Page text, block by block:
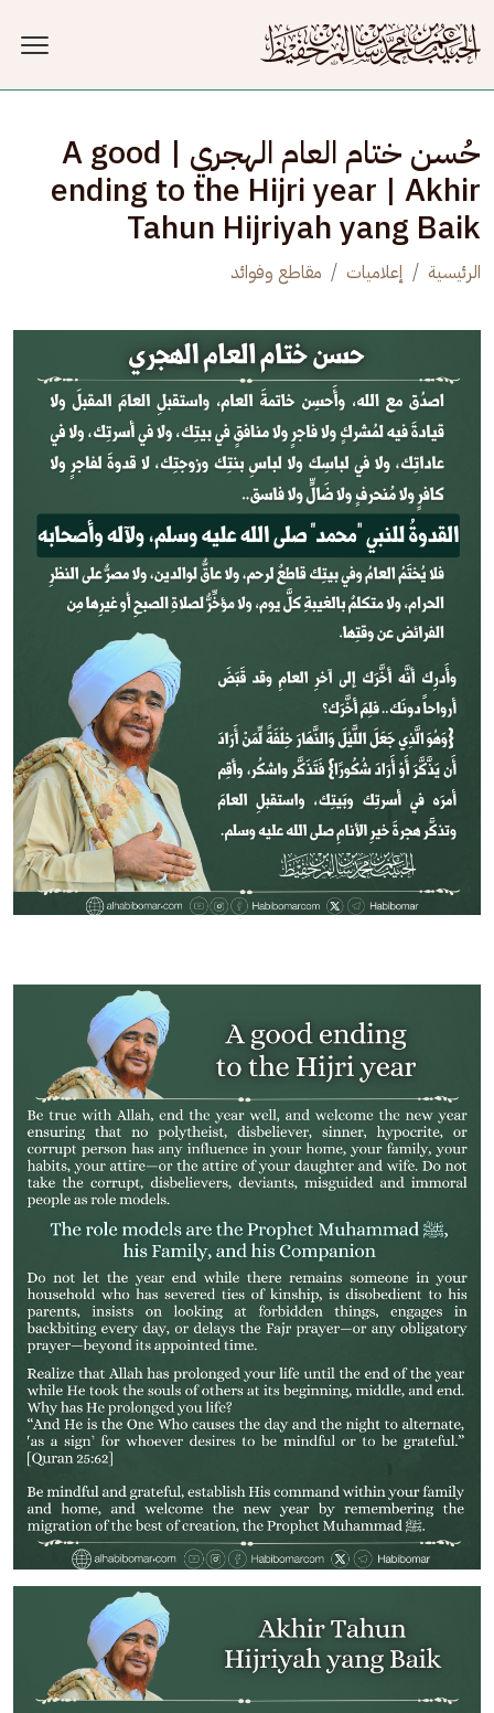
حُسن ختام العام الهجري | A good
ending to the Hijri year | Akhir
Tahun Hijriyah yang Baik
الرئيسية إعلاميات مقاطع وفوائد